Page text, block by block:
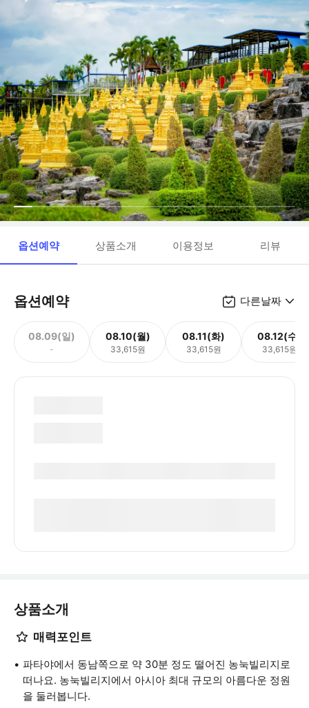
옵션예약 상품소개 이용정보 리뷰
옵션예약 다른날짜
08.09(일)
-
08.10(월)
33,615원
08.11(화)
33,615원
08.12(수)
33,615원
상품소개
매력포인트
파타야에서 동남쪽으로 약 30분 정도 떨어진 농눅빌리지로
떠나요. 농눅빌리지에서 아시아 최대 규모의 아름다운 정원
을 둘러봅니다.